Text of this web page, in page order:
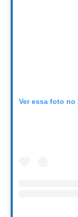
Ver essa foto no